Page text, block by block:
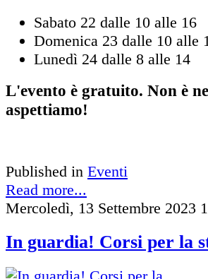
Sabato 22 dalle 10 alle 16
Domenica 23 dalle 10 alle
Lunedì 24 dalle 8 alle 14
L'evento è gratuito. Non è
aspettiamo!
Published in Eventi
Read more...
Mercoledì, 13 Settembre 2023
In guardia! Corsi per la